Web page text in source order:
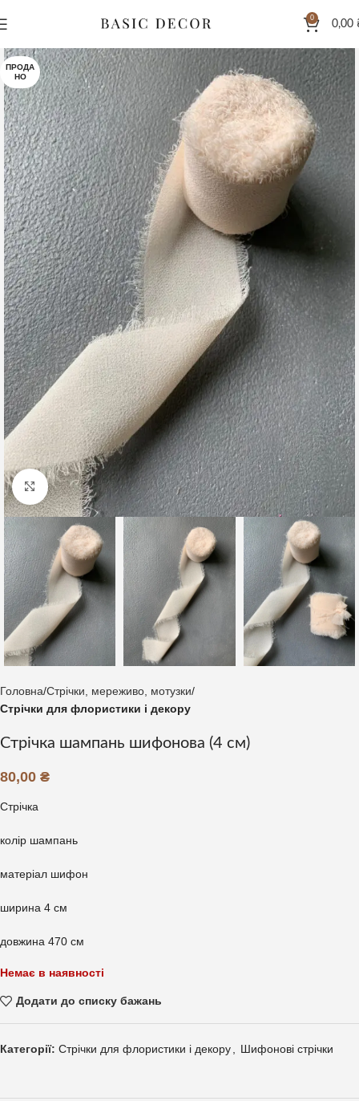
0
0,00
ПРОДА
НО
Клацніть, щоб збільшити
Головна Стрічки, мереживо, мотузки
Стрічки для флористики і декору
Стрічка шампань шифонова (4 см)
80,00 ₴
Стрічка
колір шампань
матеріал шифон
ширина 4 см
довжина 470 см
Немає в наявності
Додати до списку бажань
Категорії: Стрічки для флористики і декору Шифонові стрічки